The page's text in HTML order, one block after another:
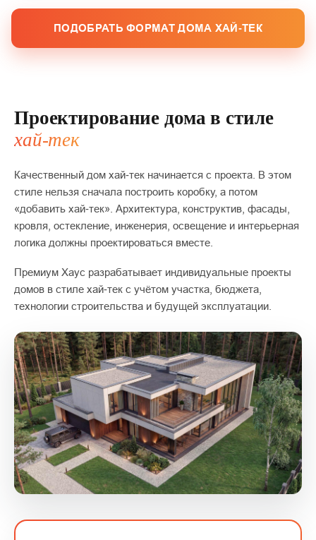
ПОДОБРАТЬ ФОРМАТ ДОМА ХАЙ‑ТЕК
Проектирование дома в стиле
хай‑тек
Качественный дом хай‑тек начинается с проекта. В этом
стиле нельзя сначала построить коробку, а потом
«добавить хай‑тек». Архитектура, конструктив, фасады,
кровля, остекление, инженерия, освещение и интерьерная
логика должны проектироваться вместе.
Премиум Хаус разрабатывает индивидуальные проекты
домов в стиле хай‑тек с учётом участка, бюджета,
технологии строительства и будущей эксплуатации.